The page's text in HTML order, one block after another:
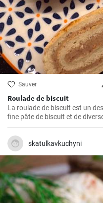
Sauver
Roulade de biscuit
La roulade de biscuit est un
fine pâte de biscuit et de
skatulkavkuchyni